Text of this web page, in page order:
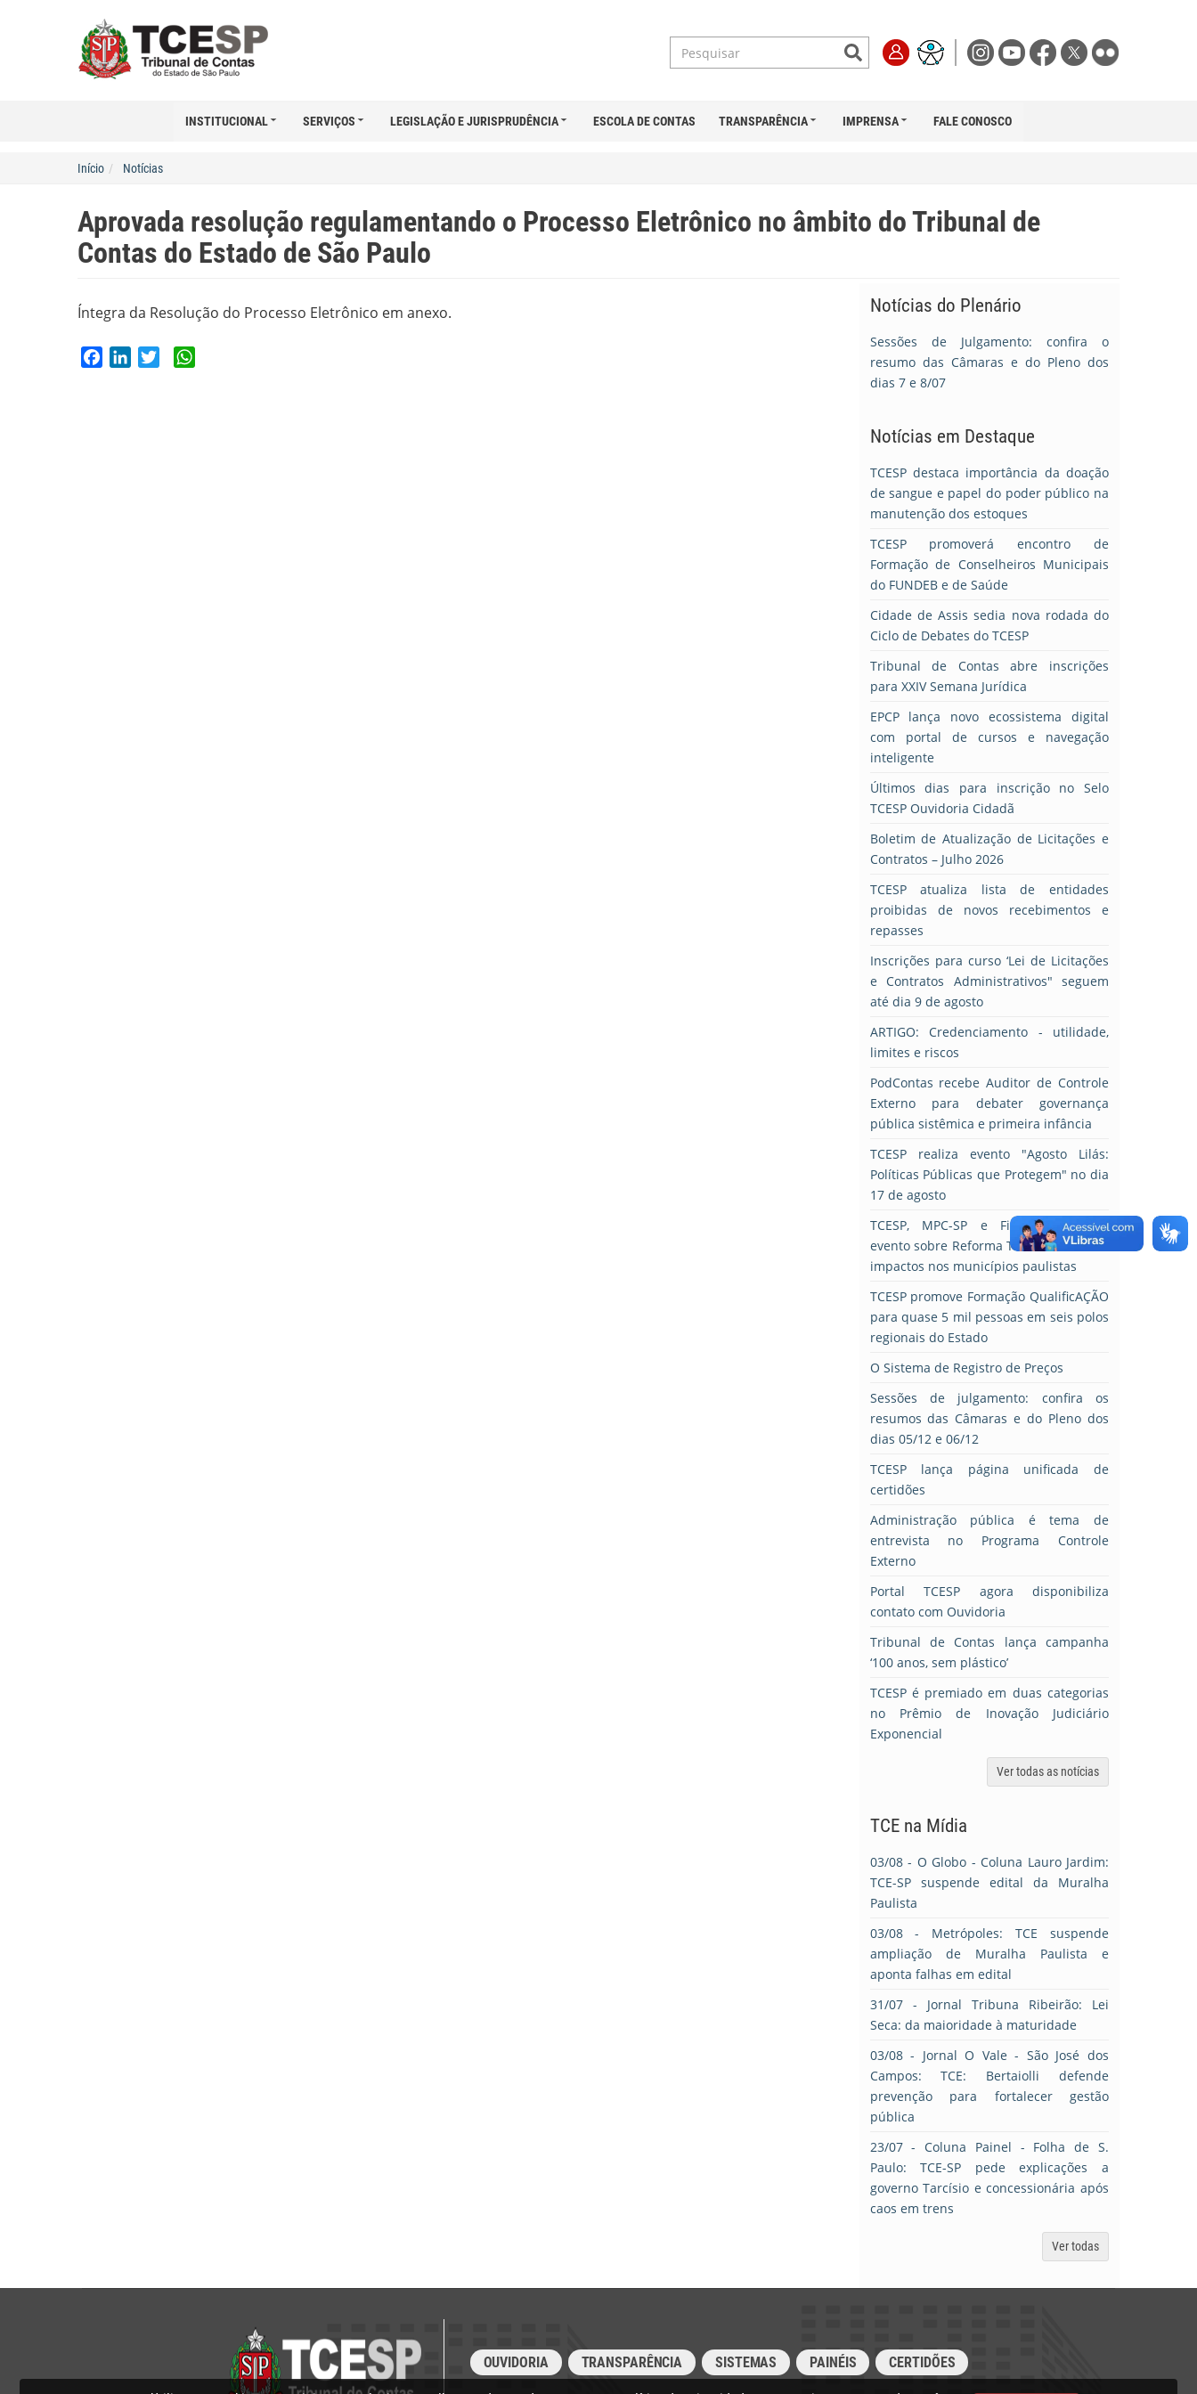
INSTITUCIONAL SERVIÇOS LEGISLAÇÃO E JURISPRUDÊNCIA ESCOLA DE CONTAS TRANSPARÊNCIA IMPRENSA FALE CONOSCO
Início Notícias
Aprovada resolução regulamentando o Processo Eletrônico no âmbito do Tribunal de
Contas do Estado de São Paulo
Íntegra da Resolução do Processo Eletrônico em anexo.
FacebookLinkedIn
Twitter
Notícias do Plenário
Sessões de Julgamento: confira o
resumo das Câmaras e do Pleno dos
dias 7 e 8/07
Notícias em Destaque
TCESP destaca importância da doação
de sangue e papel do poder público na
manutenção dos estoques
TCESP promoverá encontro de
Formação de Conselheiros Municipais
do FUNDEB e de Saúde
Cidade de Assis sedia nova rodada do
Ciclo de Debates do TCESP
Tribunal de Contas abre inscrições
para XXIV Semana Jurídica
EPCP lança novo ecossistema digital
com portal de cursos e navegação
inteligente
Últimos dias para inscrição no Selo
TCESP Ouvidoria Cidadã
Boletim de Atualização de Licitações e
Contratos – Julho 2026
TCESP atualiza lista de entidades
proibidas de novos recebimentos e
repasses
Inscrições para curso ‘Lei de Licitações
e Contratos Administrativos" seguem
até dia 9 de agosto
ARTIGO: Credenciamento - utilidade,
limites e riscos
PodContas recebe Auditor de Controle
Externo para debater governança
pública sistêmica e primeira infância
TCESP realiza evento "Agosto Lilás:
Políticas Públicas que Protegem" no dia
17 de agosto
TCESP, MPC-SP e Fiesp promovem
evento sobre Reforma Tributária e seus
impactos nos municípios paulistas
TCESP promove Formação QualificAÇÃO
para quase 5 mil pessoas em seis polos
regionais do Estado
O Sistema de Registro de Preços
Sessões de julgamento: confira os
resumos das Câmaras e do Pleno dos
dias 05/12 e 06/12
TCESP lança página unificada de
certidões
Administração pública é tema de
entrevista no Programa Controle
Externo
Portal TCESP agora disponibiliza
contato com Ouvidoria
Tribunal de Contas lança campanha
‘100 anos, sem plástico’
TCESP é premiado em duas categorias
no Prêmio de Inovação Judiciário
Exponencial
Ver todas as notícias
TCE na Mídia
03/08- O Globo - Coluna Lauro Jardim:
TCE-SP suspende edital da Muralha
Paulista
03/08- Metrópoles: TCE suspende
ampliação de Muralha Paulista e
aponta falhas em edital
31/07- Jornal Tribuna Ribeirão: Lei
Seca: da maioridade à maturidade
03/08- Jornal O Vale - São José dos
Campos: TCE: Bertaiolli defende
prevenção para fortalecer gestão
pública
23/07- Coluna Painel - Folha de S.
Paulo: TCE-SP pede explicações a
governo Tarcísio e concessionária após
caos em trens
Ver todas
OUVIDORIA TRANSPARÊNCIA SISTEMAS PAINÉIS CERTIDÕES